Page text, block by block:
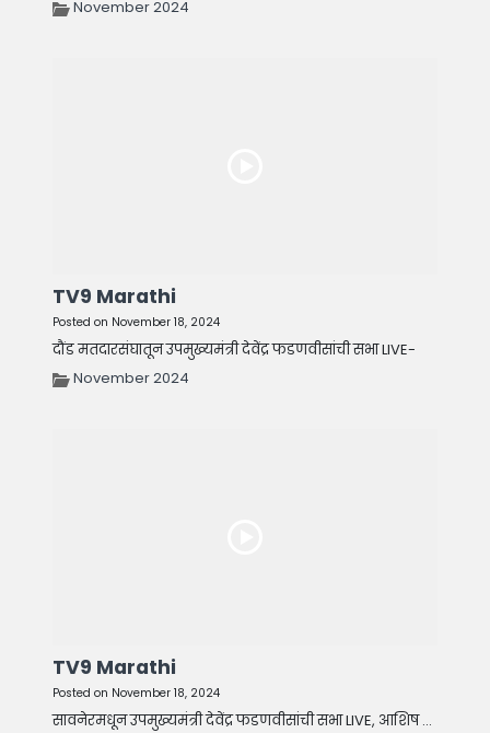
November 2024
TV9 Marathi
Posted on November 18, 2024
दौंड मतदारसंघातून उपमुख्यमंत्री देवेंद्र फडणवीसांची सभा LIVE-
November 2024
TV9 Marathi
Posted on November 18, 2024
सावनेरमधून उपमुख्यमंत्री देवेंद्र फडणवीसांची सभा LIVE, आशिष ...